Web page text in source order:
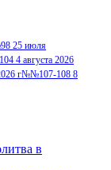
2012
3
2015 г
25 июля
4 августа 2026
г№№107-108 8
в